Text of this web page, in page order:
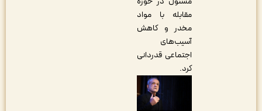
مقابله با مواد
مخدر و کاهش
آسیب‌های
اجتماعی قدردانی